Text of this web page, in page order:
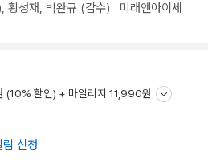
황성재, 박완규 (감수) 미래엔아이세
(10% 할인) + 마일리지 11,990원
신청